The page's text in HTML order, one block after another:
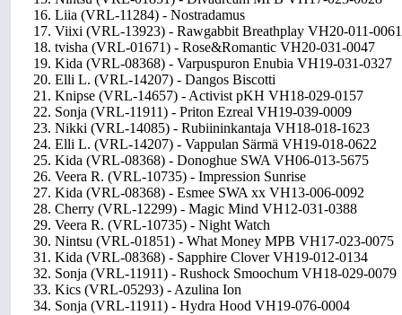
16. Liia (VRL-11284) - Nostradamus
17. Viixi (VRL-13923) - Rawgabbit Breathplay VH20-011-0061
18. tvisha (VRL-01671) - Rose&Romantic VH20-031-0047
19. Kida (VRL-08368) - Varpuspuron Enubia VH19-031-0327
20. Elli L. (VRL-14207) - Dangos Biscotti
21. Knipse (VRL-14657) - Activist pKH VH18-029-0157
22. Sonja (VRL-11911) - Priton Ezreal VH19-039-0009
23. Nikki (VRL-14085) - Rubiininkantaja VH18-018-1623
24. Elli L. (VRL-14207) - Vappulan Särmä VH19-018-0622
25. Kida (VRL-08368) - Donoghue SWA VH06-013-5675
26. Veera R. (VRL-10735) - Impression Sunrise
27. Kida (VRL-08368) - Esmee SWA xx VH13-006-0092
28. Cherry (VRL-12299) - Magic Mind VH12-031-0388
29. Veera R. (VRL-10735) - Night Watch
30. Nintsu (VRL-01851) - What Money MPB VH17-023-0075
31. Kida (VRL-08368) - Sapphire Clover VH19-012-0134
32. Sonja (VRL-11911) - Rushock Smoochum VH18-029-0079
33. Kics (VRL-05293) - Azulina Ion
34. Sonja (VRL-11911) - Hydra Hood VH19-076-0004